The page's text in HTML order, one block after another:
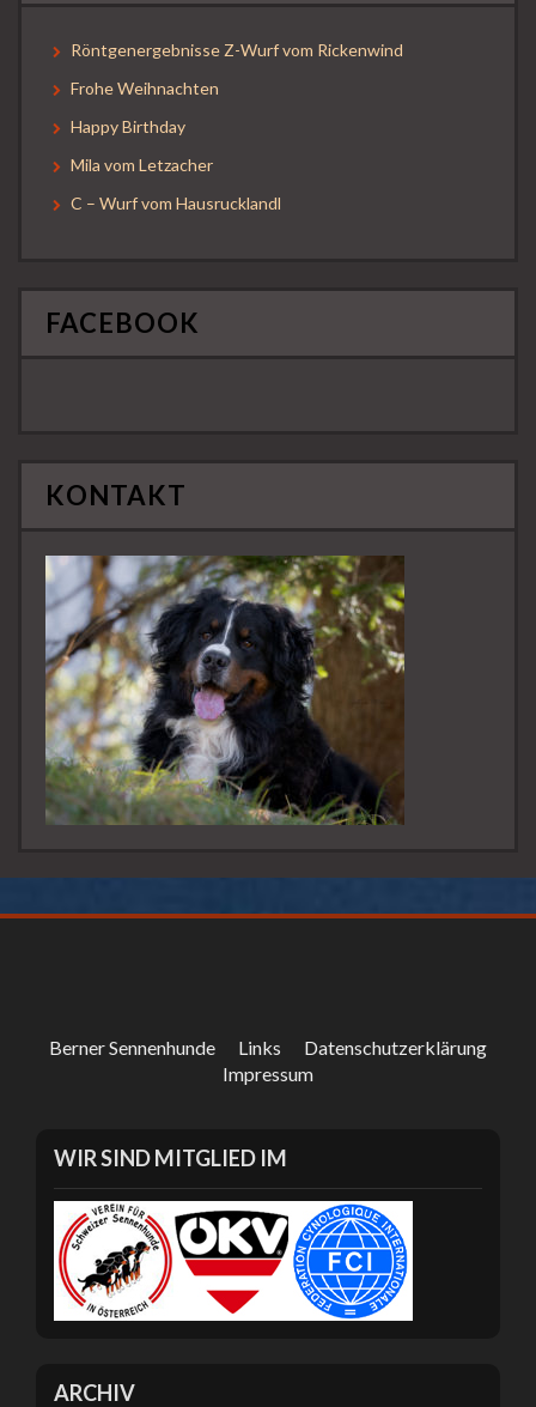
Röntgenergebnisse Z-Wurf vom Rickenwind
Frohe Weihnachten
Happy Birthday
Mila vom Letzacher
C – Wurf vom Hausrucklandl
FACEBOOK
KONTAKT
Berner Sennenhunde Links
Datenschutzerklärung
Impressum
WIR SIND MITGLIED IM
ARCHIV